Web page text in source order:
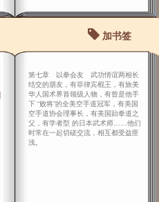
加书签
第七章 以拳会友 武功情谊两相长
结交的朋友，有菲律宾棍王，有旅美
华人国术界首领级人物，有曾是他手
下 “败将”的全美空手道冠军，有美国
空手道协会理事长，有美国跆拳道之
父，有学者型 的日本武术师……他们
时常在一起切磋交流，相互都受益匪
浅。